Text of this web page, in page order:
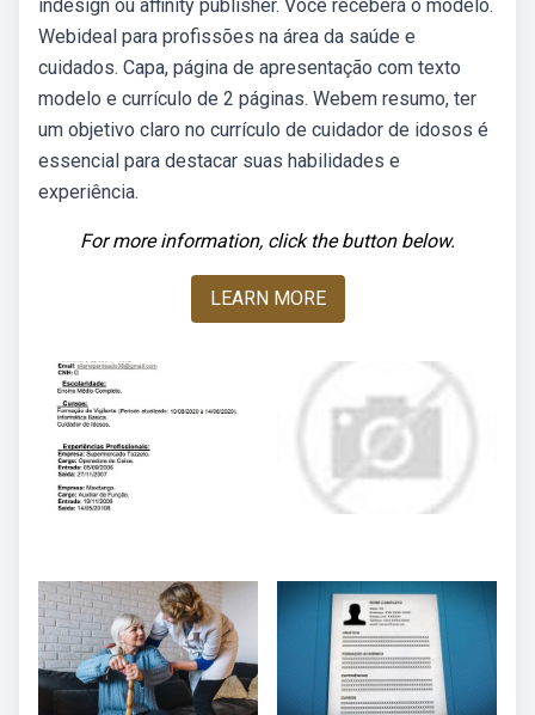
indesign ou affinity publisher. Você receberá o modelo.
Webideal para profissões na área da saúde e
cuidados. Capa, página de apresentação com texto
modelo e currículo de 2 páginas. Webem resumo, ter
um objetivo claro no currículo de cuidador de idosos é
essencial para destacar suas habilidades e
experiência.
For more information, click the button below.
LEARN MORE